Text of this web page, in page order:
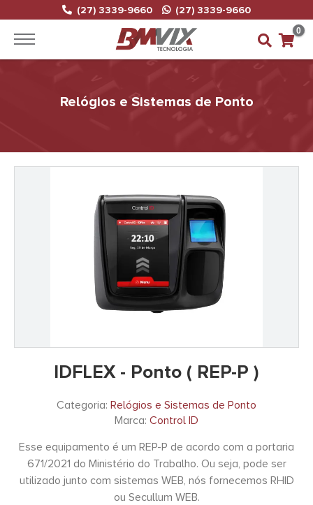
(27) 3339-9660 (27) 3339-9660
0
Relógios e Sistemas de Ponto
IDFLEX - Ponto ( REP-P )
Categoria: Relógios e Sistemas de Ponto
Marca: Control ID
Esse equipamento é um REP-P de acordo com a portaria
671/2021 do Ministério do Trabalho. Ou seja, pode ser
utilizado junto com sistemas WEB, nós fornecemos RHID
ou Secullum WEB.